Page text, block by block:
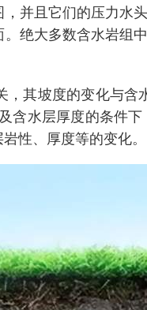
并且它们的压力
绝大多数含水岩
其坡度的变化与
含水层厚度的条件
性、厚度等的变化。